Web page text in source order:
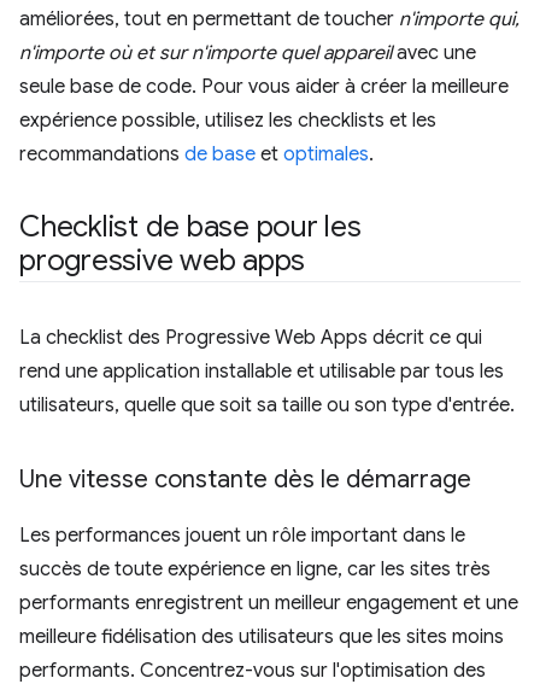
améliorées, tout en permettant de toucher n'importe qui,
n'importe où et sur n'importe quel appareilavec une
seule base de code. Pour vous aider à créer la meilleure
expérience possible, utilisez les checklists et les
recommandations de base et optimales.
Checklist de base pour les
progressive web apps
La checklist des Progressive Web Apps décrit ce qui
rend une application installable et utilisable par tous les
utilisateurs, quelle que soit sa taille ou son type d'entrée.
Une vitesse constante dès le démarrage
Les performances jouent un rôle important dans le
succès de toute expérience en ligne, car les sites très
performants enregistrent un meilleur engagement et une
meilleure fidélisation des utilisateurs que les sites moins
performants. Concentrez-vous sur l'optimisation des